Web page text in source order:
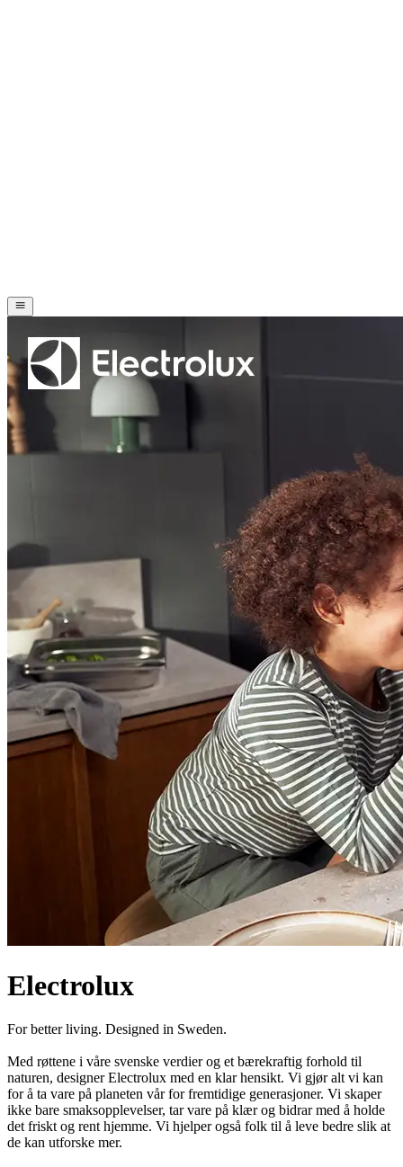
Electrolux
For better living. Designed in Sweden.
Med røttene i våre svenske verdier og et bærekraftig forhold til
naturen, designer Electrolux med en klar hensikt. Vi gjør alt vi kan
for å ta vare på planeten vår for fremtidige generasjoner. Vi skaper
ikke bare smaksopplevelser, tar vare på klær og bidrar med å holde
det friskt og rent hjemme. Vi hjelper også folk til å leve bedre slik at
de kan utforske mer.